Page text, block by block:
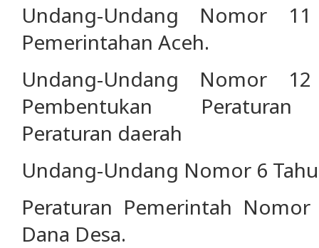
Undang-Undang Nomor
Pemerintahan Aceh.
Undang-Undang Nomor
Pembentukan Peraturan
Peraturan daerah
Undang-Undang Nomor 6
Peraturan Pemerintah
Dana Desa.